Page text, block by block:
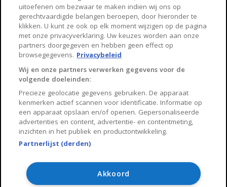
Huisnet
Over Huisnet
Algemene voorwaarden
Privacybeleid
Contact
Sitemap
Copyright 2026, Huisnet is onderdeel van Property Portals
Algemene voorwaarden
uitoefenen om bezwaar te maken indien wij ons op
gerechtvaardigde belangen beroepen, door hieronder te
klikken. U kunt ze ook op elk moment wijzigen op de pagina
met onze privacyverklaring. Uw keuzes worden aan onze
partners doorgegeven en hebben geen effect op
browsegegevens. Privacybeleid
Wij en onze partners verwerken gegevens voor de
volgende doeleinden:
Precieze geolocatie gegevens gebruiken. De apparaat
kenmerken actief scannen voor identificatie. Informatie op
een apparaat opslaan en/of openen. Gepersonaliseerde
advertenties en content, advertentie- en contentmeting,
inzichten in het publiek en productontwikkeling.
Partnerlijst (derden)
Akkoord